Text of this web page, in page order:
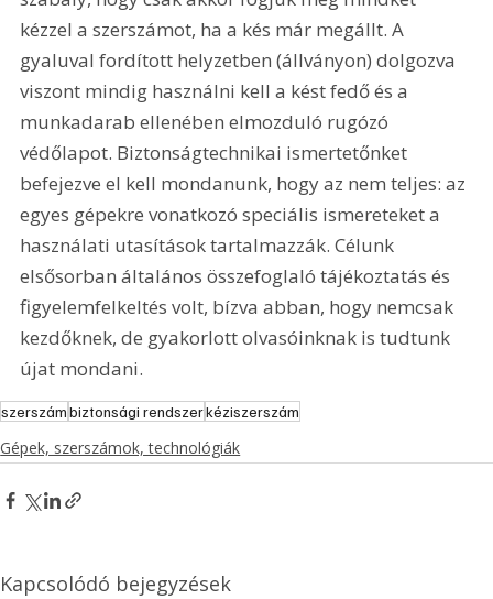
kézzel a szerszámot, ha a kés már megállt. A
gyaluval fordított helyzetben (állványon) dolgozva
viszont mindig használni kell a kést fedő és a
munkadarab ellenében elmozduló rugózó
védőlapot. Biztonságtechnikai ismertetőnket
befejezve el kell mondanunk, hogy az nem teljes: az
egyes gépekre vonatkozó speciális ismereteket a
használati utasítások tartalmazzák. Célunk
elsősorban általános összefoglaló tájékoztatás és
figyelemfelkeltés volt, bízva abban, hogy nemcsak
kezdőknek, de gyakorlott olvasóinknak is tudtunk
újat mondani.
szerszámbiztonsági rendszerkéziszerszám
Gépek, szerszámok, technológiák
Kapcsolódó bejegyzések